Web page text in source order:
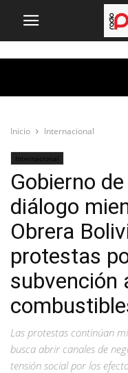
Inicio Internacional
Internacional
Gobierno
diálogo
Obrera
protestas
subvención
Las protestas continúan
busca abrir canales de
tensión social por los